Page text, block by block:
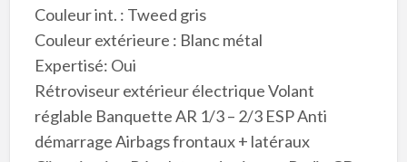
Couleur int. : Tweed gris
Couleur extérieure : Blanc métal
Expertisé: Oui
Rétroviseur extérieur électrique Volant
réglable Banquette AR 1/3 – 2/3 ESP Anti
démarrage Airbags frontaux + latéraux